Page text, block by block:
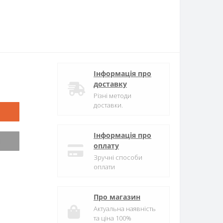
Інформація про
доставку
Різні методи
доставки.
Інформація про
оплату
Зручні способи
оплати
Про магазин
Актуальна наявність
та ціна 100%